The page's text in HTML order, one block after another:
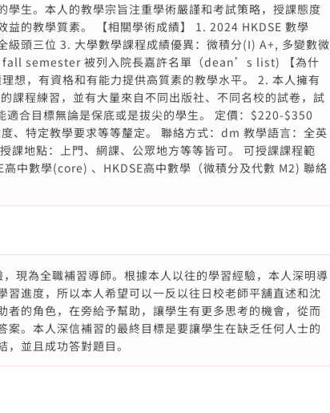
學生。本人的教學宗旨注重學術嚴謹和考試策略，授課態度
益的教學質素。 【相關學術成績】 1. 2024 HKDSE 數學
頭三位 3. 大學數學課程成績優異：微積分(I) A+, 多變數微
fall semester 被列入院長嘉許名單（dean’s list) 【為什
想，有資格和有能力提供高質素的教學水平。 2. 本人擁有
課程練習，並有大量來自不同出版社、不同名校的試卷，試
合目標無論是保底或是拔尖的學生。 定價：$220-$350
、特定教學要求等等釐定。 聯絡方式：dm 教學語言：全英
課地點：上門、網課、公眾地方等等皆可。 可授課課程範
中數學(core) 、HKDSE高中數學（微積分及代數 M2) 聯絡
現為全職補習導師。根據本人以往的學習經驗，本人深明導
習進度，所以本人希望可以一反以往日校老師平舖直述和沈
者的角色，在旁給予幫助，讓學生有更多思考的機會，從而
案。本人深信補習的最終目標是要讓學生在缺乏任何人士的
並且成功答對題目。